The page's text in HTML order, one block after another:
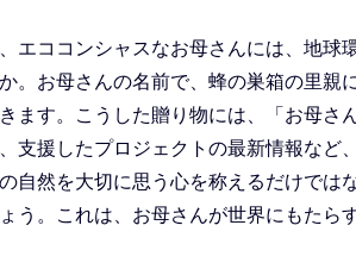
エココンシャスなお母さんには、地球
。お母さんの名前で、蜂の巣箱の里親
ます。こうした贈り物には、「お母さ
支援したプロジェクトの最新情報など
自然を大切に思う心を称えるだけでは
う。これは、お母さんが世界にもたら